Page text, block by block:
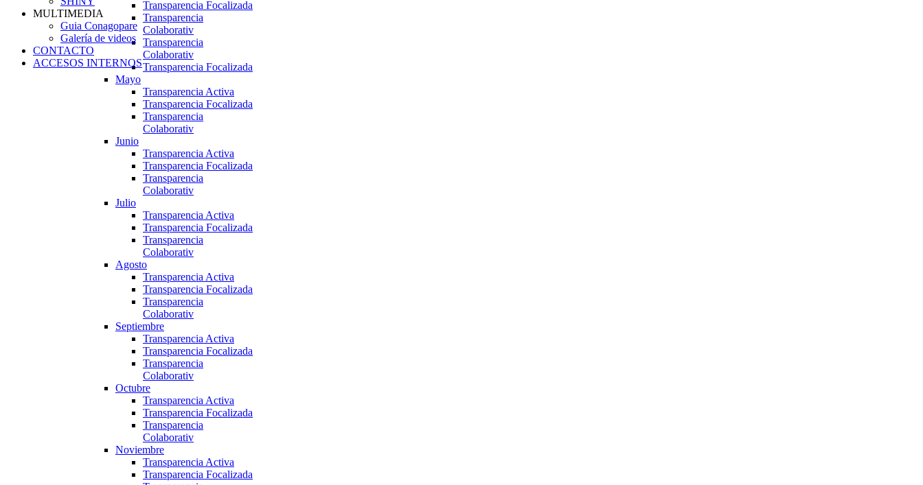
Transparencia Focalizada
Transparencia
Colaborativ
Transparencia
Colaborativ
Transparencia Focalizada
Mayo
Transparencia Activa
Transparencia Focalizada
Transparencia
Colaborativ
Junio
Transparencia Activa
Transparencia Focalizada
Transparencia
Colaborativ
Julio
Transparencia Activa
Transparencia Focalizada
Transparencia
Colaborativ
Agosto
Transparencia Activa
Transparencia Focalizada
Transparencia
Colaborativ
Septiembre
Transparencia Activa
Transparencia Focalizada
Transparencia
Colaborativ
Octubre
Transparencia Activa
Transparencia Focalizada
Transparencia
Colaborativ
Noviembre
Transparencia Activa
Transparencia Focalizada
MULTIMEDIA
Guia Conagopare
Galería de videos
CONTACTO
ACCESOS INTERNOS